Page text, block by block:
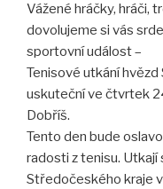
Vážené hráčky, hráči,
dovolujeme si vás
sportovní událost –
Tenisové utkání
uskuteční ve čtvrtek
Dobříš.
Tento den bude
radosti z tenisu. Utkají
Středočeského kraje